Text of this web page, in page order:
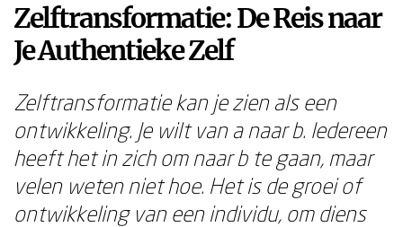
Zelftransformatie: De Reis naar
Je Authentieke Zelf
Zelftransformatie kan je zien als een
ontwikkeling. Je wilt van a naar b. Iedereen
heeft het in zich om naar b te gaan, maar
velen weten niet hoe. Het is de groei of
ontwikkeling van een individu, om diens